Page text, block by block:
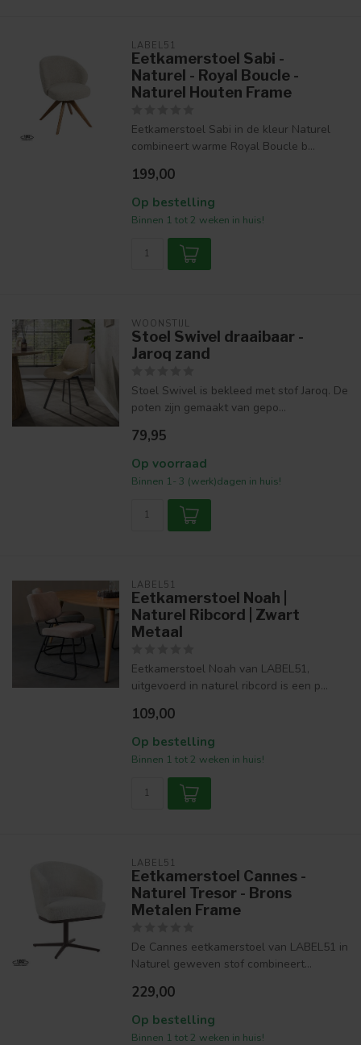
LABEL51
Eetkamerstoel Sabi -
Naturel - Royal Boucle -
Naturel Houten Frame
Eetkamerstoel Sabi in de kleur Naturel
combineert warme Royal Boucle b...
199,00
Op bestelling
Binnen 1 tot 2 weken in huis!
WOONSTIJL
Stoel Swivel draaibaar -
Jaroq zand
Stoel Swivel is bekleed met stof Jaroq. De
poten zijn gemaakt van gepo...
79,95
Op voorraad
Binnen 1- 3 (werk)dagen in huis!
LABEL51
Eetkamerstoel Noah |
Naturel Ribcord | Zwart
Metaal
Eetkamerstoel Noah van LABEL51,
uitgevoerd in naturel ribcord is een p...
109,00
Op bestelling
Binnen 1 tot 2 weken in huis!
LABEL51
Eetkamerstoel Cannes -
Naturel Tresor - Brons
Metalen Frame
De Cannes eetkamerstoel van LABEL51 in
Naturel geweven stof combineert...
229,00
Op bestelling
Binnen 1 tot 2 weken in huis!